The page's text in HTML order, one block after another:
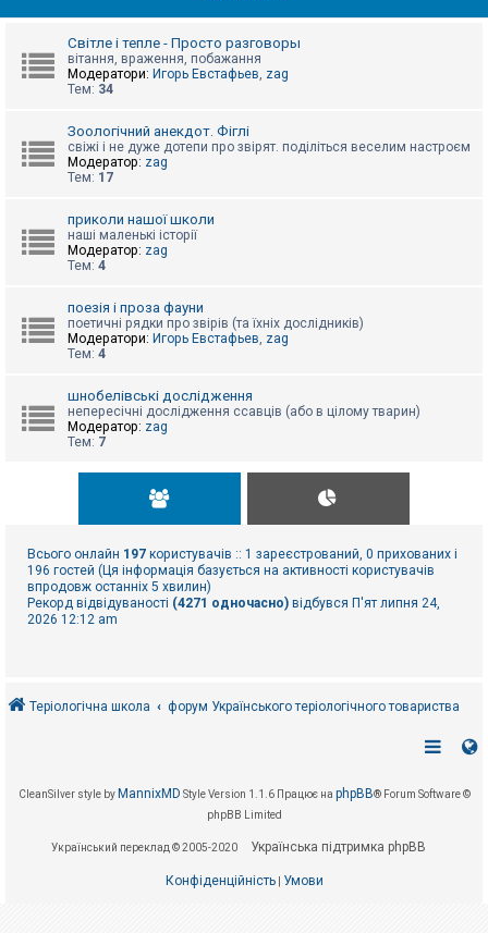
Світле і тепле - Просто разговоры
вітання, враження, побажання
Модератори: Игорь Евстафьев, zag
Тем: 34
Зоологічний анекдот. Фіглі
свіжі і не дуже дотепи про звірят. поділіться веселим настроєм
Модератор: zag
Тем: 17
приколи нашої школи
наші маленькі історії
Модератор: zag
Тем: 4
поезія і проза фауни
поетичні рядки про звірів (та їхніх дослідників)
Модератори: Игорь Евстафьев, zag
Тем: 4
шнобелівські дослідження
непересічні дослідження ссавців (або в цілому тварин)
Модератор: zag
Тем: 7
Всього онлайн 197 користувачів :: 1 зареєстрований, 0 прихованих і
196 гостей (Ця інформація базується на активності користувачів
впродовж останніх 5 хвилин)
Рекорд відвідуваності (4271 одночасно) відбувся П'ят липня 24,
2026 12:12 am
Теріологічна школа форум Українського теріологічного товариства
CleanSilver style by MannixMD Style Version 1.1.6 Працює на phpBB® Forum Software ©
phpBB Limited
Український переклад © 2005-2020 Українська підтримка phpBB
Конфіденційність| Умови